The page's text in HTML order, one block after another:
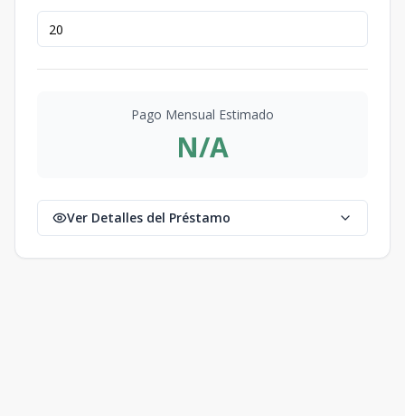
Pago Mensual Estimado
N/A
Ver Detalles del Préstamo